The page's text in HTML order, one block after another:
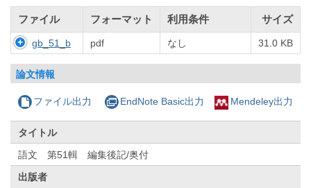
ファイル フォーマット 利用条件 サイズ
gb_51_b pdf なし 31.0 KB
論文情報
ファイル出力 EndNote Basic出力 Mendeley出力
タイトル
語文 第51輯 編集後記/奥付
出版者